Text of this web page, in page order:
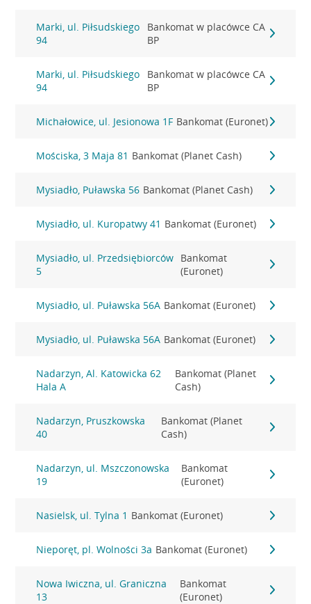
Marki, ul. Piłsudskiego
94
Bankomat w placówce CA
BP
Marki, ul. Piłsudskiego
94
Bankomat w placówce CA
BP
Michałowice, ul. Jesionowa 1F Bankomat (Euronet)
Mościska, 3 Maja 81 Bankomat (Planet Cash)
Mysiadło, Puławska 56 Bankomat (Planet Cash)
Mysiadło, ul. Kuropatwy 41 Bankomat (Euronet)
Mysiadło, ul. Przedsiębiorców
5
Bankomat
(Euronet)
Mysiadło, ul. Puławska 56A Bankomat (Euronet)
Mysiadło, ul. Puławska 56A Bankomat (Euronet)
Nadarzyn, Al. Katowicka 62
Hala A
Bankomat (Planet
Cash)
Nadarzyn, Pruszkowska
40
Bankomat (Planet
Cash)
Nadarzyn, ul. Mszczonowska
19
Bankomat
(Euronet)
Nasielsk, ul. Tylna 1 Bankomat (Euronet)
Nieporęt, pl. Wolności 3a Bankomat (Euronet)
Nowa Iwiczna, ul. Graniczna
13
Bankomat
(Euronet)